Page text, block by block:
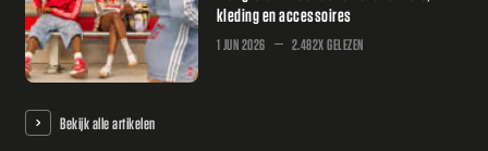
kleding en accessoires
1 JUN 2026 2.482X GELEZEN
Bekijk alle artikelen